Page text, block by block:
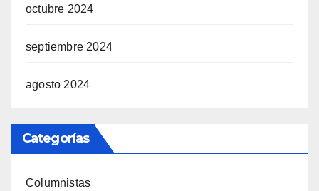
octubre 2024
septiembre 2024
agosto 2024
Categorías
Columnistas